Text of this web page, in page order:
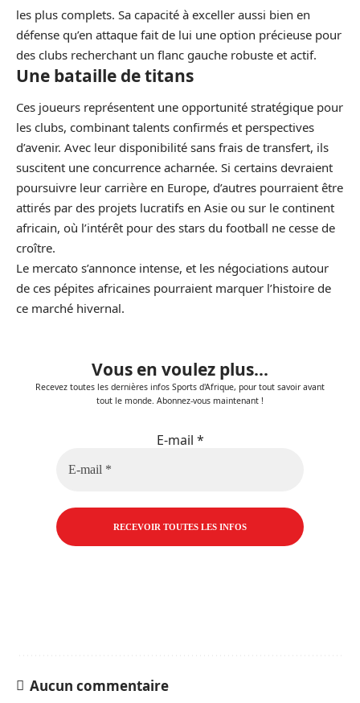
les plus complets. Sa capacité à exceller aussi bien en
défense qu’en attaque fait de lui une option précieuse pour
des clubs recherchant un flanc gauche robuste et actif.
Une bataille de titans
Ces joueurs représentent une opportunité stratégique pour
les clubs, combinant talents confirmés et perspectives
d’avenir. Avec leur disponibilité sans frais de transfert, ils
suscitent une concurrence acharnée. Si certains devraient
poursuivre leur carrière en Europe, d’autres pourraient être
attirés par des projets lucratifs en Asie ou sur le continent
africain, où l’intérêt pour des stars du football ne cesse de
croître.
Le mercato s’annonce intense, et les négociations autour
de ces pépites africaines pourraient marquer l’histoire de
ce marché hivernal.
Vous en voulez plus...
Recevez toutes les dernières infos Sports d'Afrique, pour tout savoir avant
tout le monde. Abonnez-vous maintenant !
E-mail *
Aucun commentaire